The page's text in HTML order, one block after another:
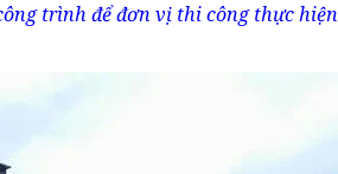
trình để đơn vị thi công thực hiện